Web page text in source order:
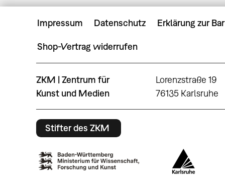
Impressum Datenschutz Erklärung zur
Shop-Vertrag widerrufen
ZKM | Zentrum für
Kunst und Medien
Lorenzstraße 19
76135 Karlsruhe
Stifter des ZKM